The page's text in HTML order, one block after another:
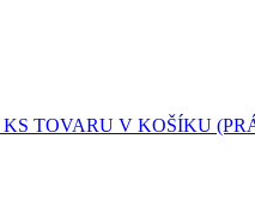
KS TOVARU V KOŠÍKU